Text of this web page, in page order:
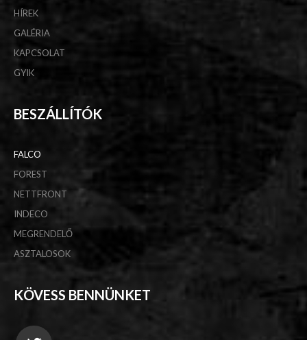
HÍREK
GALÉRIA
KAPCSOLAT
GYIK
BESZÁLLÍTÓK
FALCO
FOREST
NETTFRONT
INDECO
MEGRENDELŐ
ASZTALOSOK
KÖVESS BENNÜNKET